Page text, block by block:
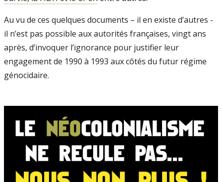
Au vu de ces quelques documents – il en existe d’autres -
il n’est pas possible aux autorités françaises, vingt ans
après, d’invoquer l’ignorance pour justifier leur
engagement de 1990 à 1993 aux côtés du futur régime
génocidaire.